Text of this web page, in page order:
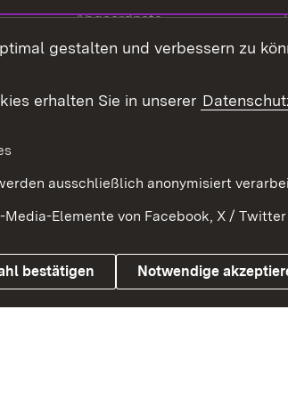
Abgeordnete
Bürgerbeauftragte
Impressum
gestalten und verbessern zu
erhalten Sie in unserer
ausschließlich anonymisiert
Elemente von Facebook, X /
bestätigen Notwendige